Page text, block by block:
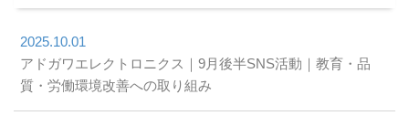
2025.10.01
アドガワエレクトロニクス｜9月後半SNS活動｜教育・品
質・労働環境改善への取り組み